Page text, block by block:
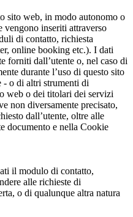
sito web, in modo autonomo o
vengono inseriti attraverso
di contatto, richiesta
online booking etc.). I dati
forniti dall’utente o, nel caso di
durante l’uso di questo sito
- o di altri strumenti di
web o dei titolari dei servizi
non diversamente precisato,
dall’utente, oltre alle
documento e nella Cookie
il modulo di contatto,
alle richieste di
o di qualunque altra natura